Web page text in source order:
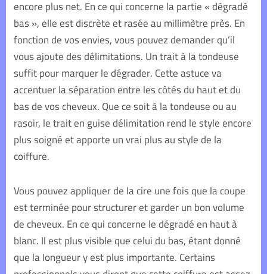
encore plus net. En ce qui concerne la partie « dégradé
bas », elle est discrète et rasée au millimètre près. En
fonction de vos envies, vous pouvez demander qu’il
vous ajoute des délimitations. Un trait à la tondeuse
suffit pour marquer le dégrader. Cette astuce va
accentuer la séparation entre les côtés du haut et du
bas de vos cheveux.Que ce soit à la tondeuse ou au
rasoir, le trait en guise délimitation rend le style encore
plus soigné et apporte un vrai plus au style de la
coiffure.
Vous pouvez appliquer de la cire une fois que la coupe
est terminée pour structurer et garder un bon volume
de cheveux. En ce qui concerne le dégradé en haut à
blanc. Il est plus visible que celui du bas, étant donné
que la longueur y est plus importante. Certains